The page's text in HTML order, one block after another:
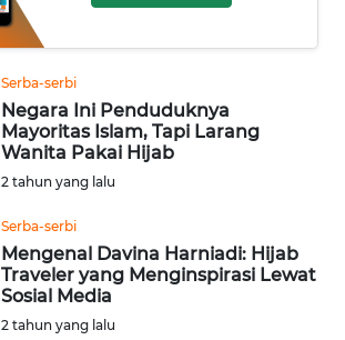
Serba-serbi
Negara Ini Penduduknya
Mayoritas Islam, Tapi Larang
Wanita Pakai Hijab
2 tahun yang lalu
Serba-serbi
Mengenal Davina Harniadi: Hijab
Traveler yang Menginspirasi Lewat
Sosial Media
2 tahun yang lalu